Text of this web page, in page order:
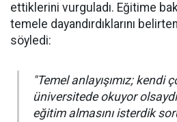
ettiklerini vurguladı. Eğitime
temele dayandırdıklarını
söyledi:
"Temel anlayışımız; kendi
üniversitede okuyor
eğitim almasını isterdik